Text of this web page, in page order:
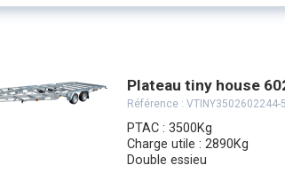
Plateau tiny house
Référence : VTINY3502602244-
PTAC : 3500Kg
Charge utile : 2890Kg
Double essieu